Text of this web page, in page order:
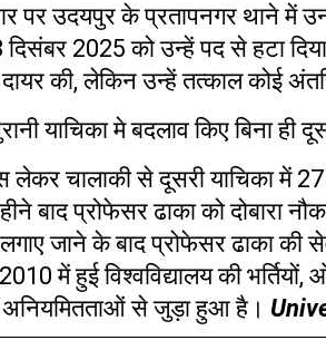
पर उदयपुर के प्रतापनगर थाने में
दिसंबर 2025को उन्हें पद से हटा
की,लेकिन उन्हें तत्काल कोई
याचिका मेबदलाव किए बिना ही
लेकर चालाकी से दूसरी याचिका में
बाद प्रोफेसर ढाका को दोबारा
जाने के बाद प्रोफेसर ढाका की
2010में हुई विश्वविद्यालय की भर्तियों,
अनियमितताओं से जुड़ा हुआ है।